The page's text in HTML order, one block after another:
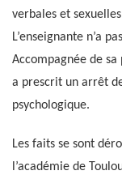
verbales et
L’enseignante n’a
Accompagnée de
a prescrit un arrêt
psychologique.
Les faits se sont
l’académie de